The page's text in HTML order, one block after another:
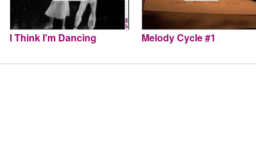
I Think I'm Dancing Melody Cycle #1